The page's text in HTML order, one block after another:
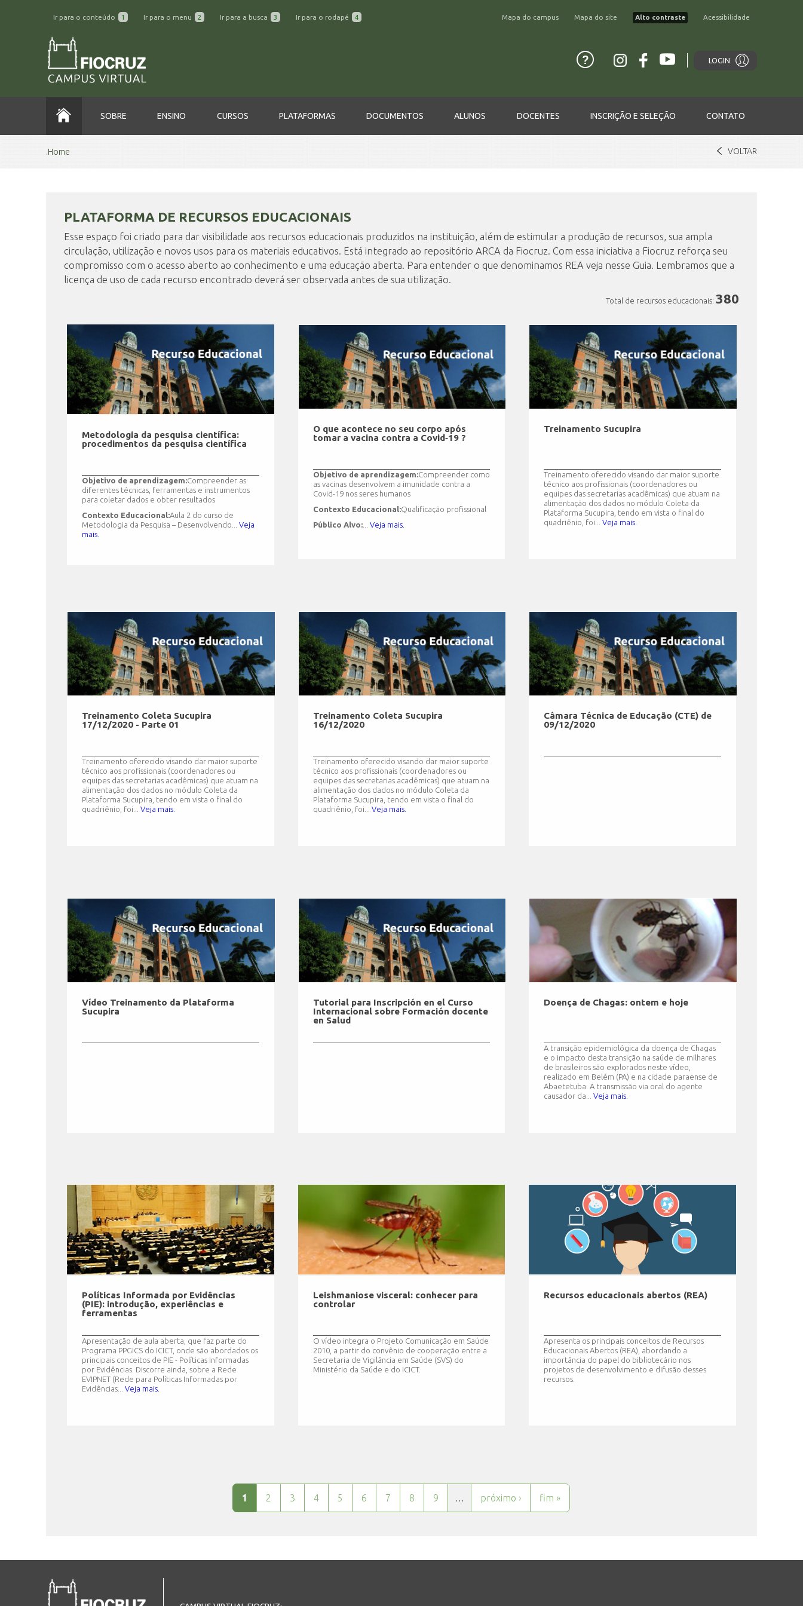
Ir para o conteúdo 1 Ir para o menu 2 Ir para a busca 3 Ir para o rodapé 4 Mapa do campus Mapa do site Alto contraste Acessibilidade
LOGIN
SOBRE ENSINO CURSOS PLATAFORMAS DOCUMENTOS ALUNOS DOCENTES INSCRIÇÃO E SELEÇÃO CONTATO
Home VOLTAR
PLATAFORMA DE RECURSOS EDUCACIONAIS
Esse espaço foi criado para dar visibilidade aos recursos educacionais produzidos na instituição, além de estimular a produção de recursos, sua ampla
circulação, utilização e novos usos para os materiais educativos. Está integrado ao repositório ARCA da Fiocruz. Com essa iniciativa a Fiocruz reforça seu
compromisso com o acesso aberto ao conhecimento e uma educação aberta. Para entender o que denominamos REA veja nesse Guia. Lembramos que a
licença de uso de cada recurso encontrado deverá ser observada antes de sua utilização.
Total de recursos educacionais: 380
Metodologia da pesquisa científica:
procedimentos da pesquisa científica
Objetivo de aprendizagem:Compreender as
diferentes técnicas, ferramentas e instrumentos
para coletar dados e obter resultados
Contexto Educacional:Aula 2 do curso de
Metodologia da Pesquisa – Desenvolvendo... Veja
mais.
O que acontece no seu corpo após
tomar a vacina contra a Covid‑19 ?
Objetivo de aprendizagem:Compreender como
as vacinas desenvolvem a imunidade contra a
Covid-19 nos seres humanos
Contexto Educacional:Qualificação profissional
Público Alvo:... Veja mais.
Treinamento Sucupira
Treinamento oferecido visando dar maior suporte
técnico aos profissionais (coordenadores ou
equipes das secretarias acadêmicas) que atuam na
alimentação dos dados no módulo Coleta da
Plataforma Sucupira, tendo em vista o final do
quadriênio, foi...Veja mais.
Treinamento Coleta Sucupira
17/12/2020 - Parte 01
Treinamento oferecido visando dar maior suporte
técnico aos profissionais (coordenadores ou
equipes das secretarias acadêmicas) que atuam na
alimentação dos dados no módulo Coleta da
Plataforma Sucupira, tendo em vista o final do
quadriênio, foi... Veja mais.
Treinamento Coleta Sucupira
16/12/2020
Treinamento oferecido visando dar maior suporte
técnico aos profissionais (coordenadores ou
equipes das secretarias acadêmicas) que atuam na
alimentação dos dados no módulo Coleta da
Plataforma Sucupira, tendo em vista o final do
quadriênio, foi... Veja mais.
Câmara Técnica de Educação (CTE) de
09/12/2020
Vídeo Treinamento da Plataforma
Sucupira
Tutorial para Inscripción en el Curso
Internacional sobre Formación docente
en Salud
Doença de Chagas: ontem e hoje
A transição epidemiológica da doença de Chagas
e o impacto desta transição na saúde de milhares
de brasileiros são explorados neste vídeo,
realizado em Belém (PA) e na cidade paraense de
Abaetetuba. A transmissão via oral do agente
causador da...Veja mais.
Políticas Informada por Evidências
(PIE): introdução, experiências e
ferramentas
Apresentação de aula aberta, que faz parte do
Programa PPGICS do ICICT, onde são abordados os
principais conceitos de PIE - Políticas Informadas
por Evidências. Discorre ainda, sobre a Rede
EVIPNET (Rede para Políticas Informadas por
Evidências... Veja mais.
Leishmaniose visceral: conhecer para
controlar
O vídeo integra o Projeto Comunicação em Saúde
2010, a partir do convênio de cooperação entre a
Secretaria de Vigilância em Saúde (SVS) do
Ministério da Saúde e do ICICT.
Recursos educacionais abertos (REA)
Apresenta os principais conceitos de Recursos
Educacionais Abertos (REA), abordando a
importância do papel do bibliotecário nos
projetos de desenvolvimento e difusão desses
recursos.
1 2 3 4 5 6 7 8 9 … próximo › fim »